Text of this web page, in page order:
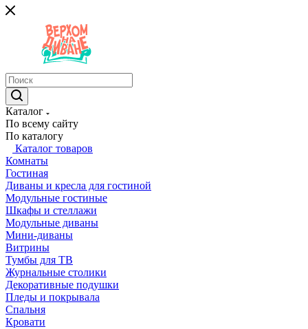
Каталог
По всему сайту
По каталогу
Каталог товаров
Комнаты
Гостиная
Диваны и кресла для гостиной
Модульные гостиные
Шкафы и стеллажи
Модульные диваны
Мини-диваны
Витрины
Тумбы для ТВ
Журнальные столики
Декоративные подушки
Пледы и покрывала
Спальня
Кровати